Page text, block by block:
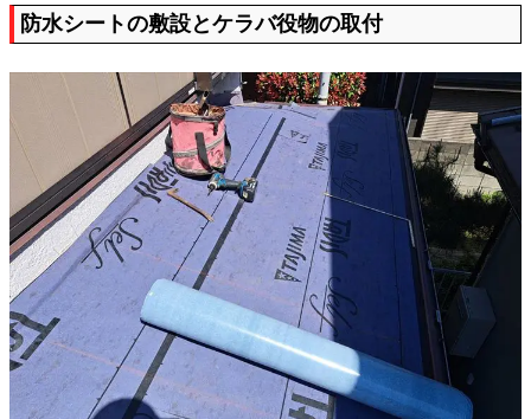
防水シートの敷設とケラバ役物の取付